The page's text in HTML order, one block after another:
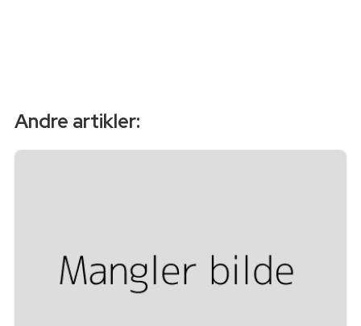
Andre artikler: